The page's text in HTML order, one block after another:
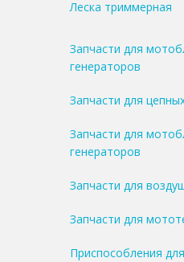
Леска триммерная
Запчасти для
генераторов
Запчасти для
Запчасти для
генераторов
Запчасти для
Запчасти для
Приспособления